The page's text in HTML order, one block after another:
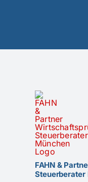
FAHN &
Steuerberater